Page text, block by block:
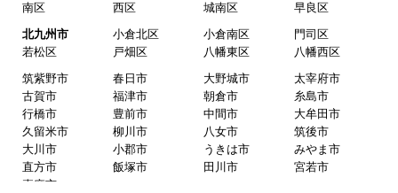
南区
西区 城南区
早良区
北九州市
小倉北区 小倉南区
門司区
若松区
戸畑区 八幡東区
八幡西区
筑紫野市
春日市 大野城市
太宰府市
古賀市
福津市 朝倉市
糸島市
行橋市
豊前市 中間市
大牟田市
久留米市
柳川市 八女市
筑後市
大川市
小郡市 うきは市
みやま市
直方市
飯塚市 田川市
宮若市
嘉麻市